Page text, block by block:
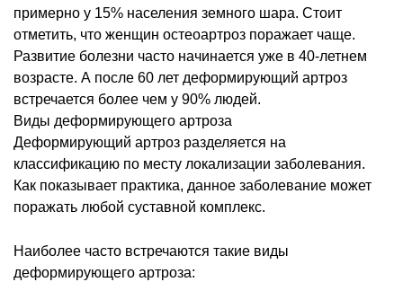
примерно у 15% населения земного шара. Стоит
отметить, что женщин остеоартроз поражает чаще.
Развитие болезни часто начинается уже в 40-летнем
возрасте. А после 60 лет деформирующий артроз
встречается более чем у 90% людей.
Виды деформирующего артроза
Деформирующий артроз разделяется на
классификацию по месту локализации заболевания.
Как показывает практика, данное заболевание может
поражать любой суставной комплекс.
Наиболее часто встречаются такие виды
деформирующего артроза: